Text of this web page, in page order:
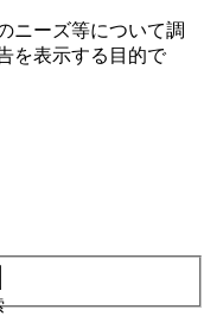
ニーズ等について調
を表⽰する⽬的で